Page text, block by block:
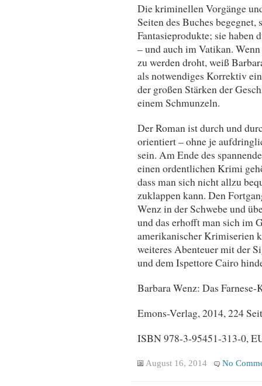
Die kriminellen Vorgänge
Seiten des Buches
Fantasieprodukte; sie haben
– und auch im Vatikan.
zu werden droht, weiß
als notwendiges Korrektiv
der großen Stärken der
einem Schmunzeln.
Der Roman ist durch und
orientiert – ohne je
sein. Am Ende des
einen ordentlichen Krimi
dass man sich nicht allzu
zuklappen kann. Den
Wenz in der Schwebe und
und das erhofft man sich im
amerikanischer Krimiserien
weiteres Abenteuer mit der
und dem Ispettore Cairo
Barbara Wenz: Das
Emons-Verlag, 2014, 224
ISBN 978-3-95451-313-0,
August 16, 2014 No